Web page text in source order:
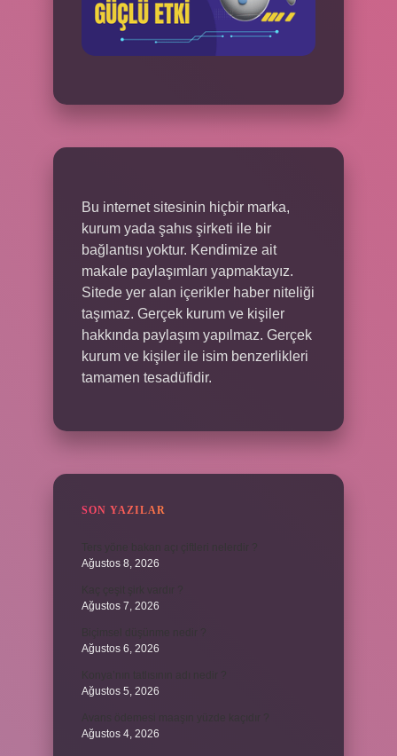
Bu internet sitesinin hiçbir marka,
kurum yada şahıs şirketi ile bir
bağlantısı yoktur. Kendimize ait
makale paylaşımları yapmaktayız.
Sitede yer alan içerikler haber niteliği
taşımaz. Gerçek kurum ve kişiler
hakkında paylaşım yapılmaz. Gerçek
kurum ve kişiler ile isim benzerlikleri
tamamen tesadüfidir.
SON YAZILAR
Ağustos 8, 2026
Ağustos 7, 2026
Ağustos 6, 2026
Ağustos 5, 2026
Ağustos 4, 2026